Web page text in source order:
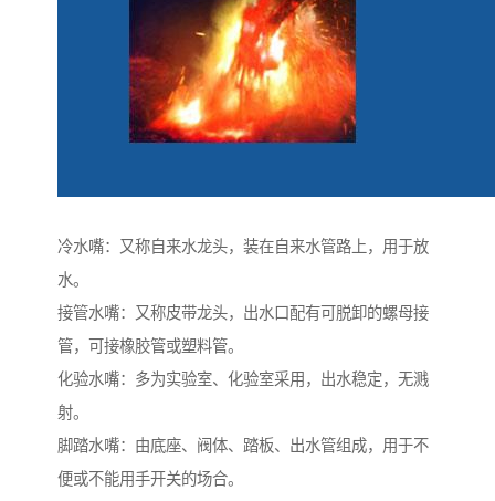
冷水嘴：又称自来水龙头，装在自来水管路上，用于放
水。
接管水嘴：又称皮带龙头，出水口配有可脱卸的螺母接
管，可接橡胶管或塑料管。
化验水嘴：多为实验室、化验室采用，出水稳定，无溅
射。
脚踏水嘴：由底座、阀体、踏板、出水管组成，用于不
便或不能用手开关的场合。